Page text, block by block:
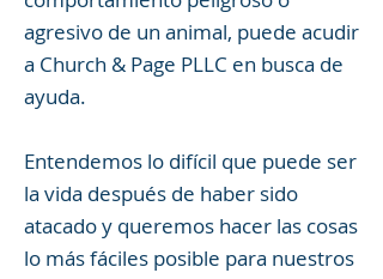
agresivo de un animal, puede acudir
a Church & Page PLLC en busca de
ayuda.
Entendemos lo difícil que puede ser
la vida después de haber sido
atacado y queremos hacer las cosas
lo más fáciles posible para nuestros